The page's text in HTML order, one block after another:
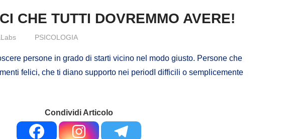
CHE TUTTI DOVREMMO AVERE!
PSICOLOGIA
persone in grado di starti vicino nel modo giusto. Persone che
felici, che ti diano supporto nei periodI difficili o semplicemente
Condividi Articolo